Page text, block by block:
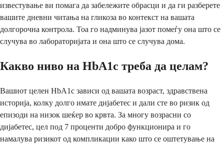
известување ви помага да забележите обрасци и да ги разберете
вашите дневни читања на гликоза во контекст на вашата
долгорочна контрола. Тоа го надминува јазот помеѓу она што се
случува во лабораторијата и она што се случува дома.
Какво ниво на HbA1c треба да целам?
Вашиот целен HbA1c зависи од вашата возраст, здравствена
историја, колку долго имате дијабетес и дали сте во ризик од
епизоди на низок шеќер во крвта. За многу возрасни со
дијабетес, цел под 7 проценти добро функционира и го
намалува ризикот од компликации како што се оштетување на